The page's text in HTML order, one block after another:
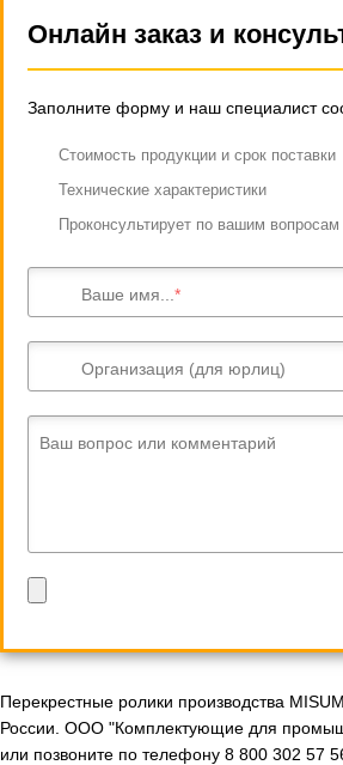
Онлайн заказ и
Заполните форму и наш специалист
Cтоимость продукции и срок поставки
Технические характеристики
Проконсультирует по вашим вопросам
Ваше имя...
Организация (для юрлиц)
Ваш вопрос или комментарий
Перекрестные ролики производства
России. ООО "Комплектующие для
или позвоните по телефону 8 800 302 57